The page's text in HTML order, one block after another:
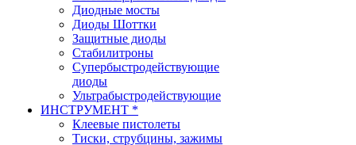
Диодные мосты
Диоды Шоттки
Защитные диоды
Стабилитроны
Супербыстродействующие
диоды
Ультрабыстродействующие
ИНСТРУМЕНТ *
Клеевые пистолеты
Тиски, струбцины, зажимы